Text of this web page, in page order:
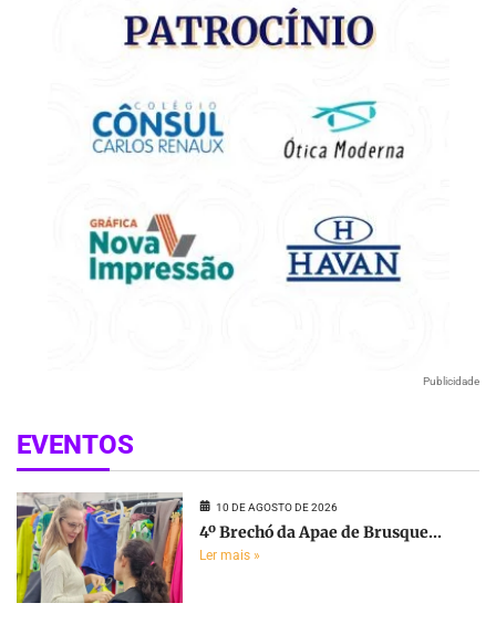
Publicidade
EVENTOS
10 DE AGOSTO DE 2026
4º Brechó da Apae de Brusque...
Ler mais »